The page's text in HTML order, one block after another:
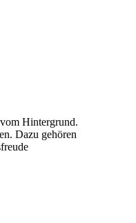
Hintergrund.
Dazu gehören